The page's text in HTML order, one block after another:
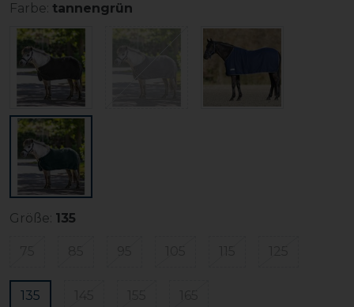
Farbe: tannengrün
Größe: 135
135